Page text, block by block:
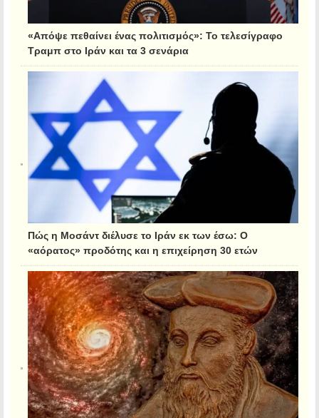
«Απόψε πεθαίνει ένας πολιτισμός»: Το τελεσίγραφο
Τραμπ στο Ιράν και τα 3 σενάρια
Πώς η Μοσάντ διέλυσε το Ιράν εκ των έσω: Ο
«αόρατος» προδότης και η επιχείρηση 30 ετών